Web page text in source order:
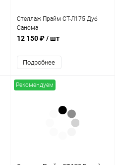
Стеллаж Прайм СТ-Л175 Дуб
Санома
12 150 ₽/ шт
Подробнее
Рекомендуем